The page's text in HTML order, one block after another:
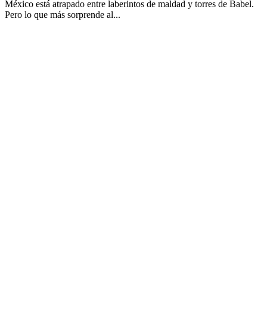
México está atrapado entre laberintos de maldad y torres de Babel.
Pero lo que más sorprende al...